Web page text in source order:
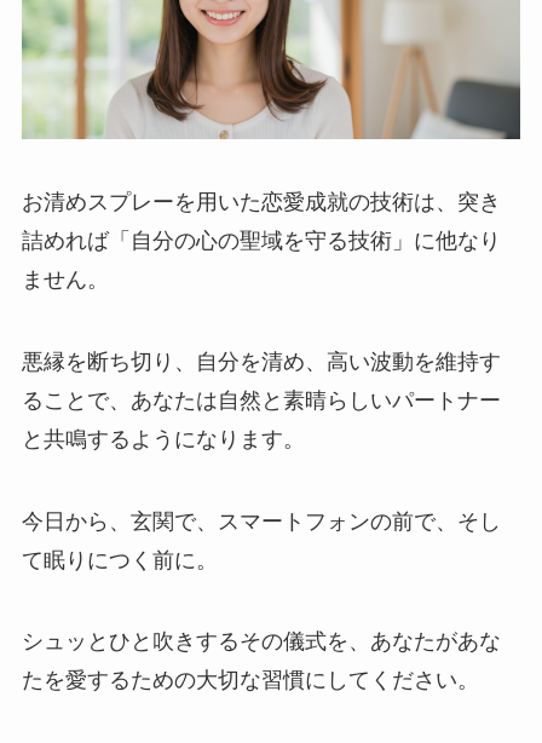
お清めスプレーを用いた恋愛成就の技術は、突き
詰めれば「自分の心の聖域を守る技術」に他なり
ません。
悪縁を断ち切り、自分を清め、高い波動を維持す
ることで、あなたは自然と素晴らしいパートナー
と共鳴するようになります。
今日から、玄関で、スマートフォンの前で、そし
て眠りにつく前に。
シュッとひと吹きするその儀式を、あなたがあな
たを愛するための大切な習慣にしてください。